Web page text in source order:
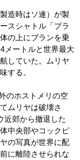
造時はソ連）が製
スシャトル「ブラ
の上にブランを乗
メートルと世界最大
していた。ムリヤ
する。
のホストメリの空
ムリヤは破壊さ
近郊から撤退した
中央部やコックピ
の写真が世界に配
に離陸させられな